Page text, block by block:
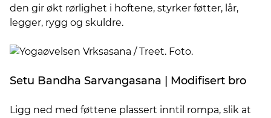
den gir økt rørlighet i hoftene, styrker føtter, lår,
legger, rygg og skuldre.
Setu Bandha Sarvangasana | Modifisert bro
Ligg ned med føttene plassert inntil rompa, slik at